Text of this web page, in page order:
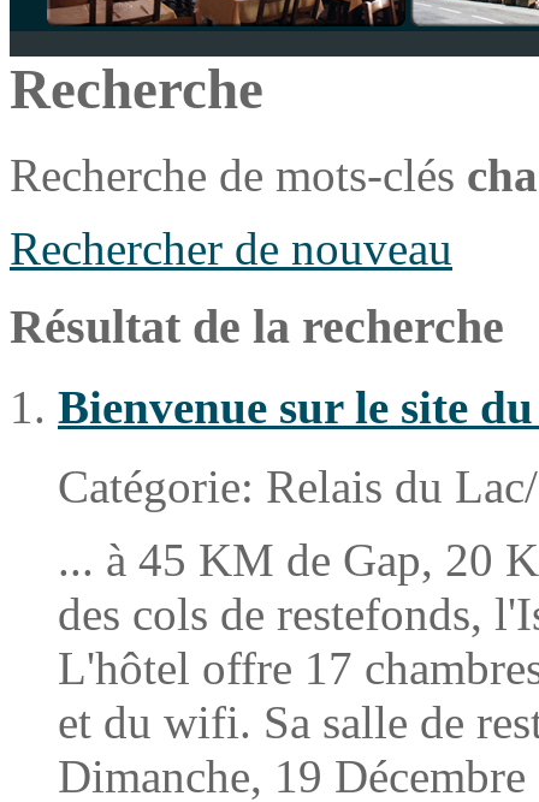
Recherche
Recherche de mots-clés
Rechercher de nouveau
Résultat de la recherche
Bienvenue sur le site
Catégorie: Relais du
... à 45 KM de Gap, 20
des cols de restefonds,
L'hôtel offre 17 chambre
et du wifi. Sa salle de
Dimanche, 19